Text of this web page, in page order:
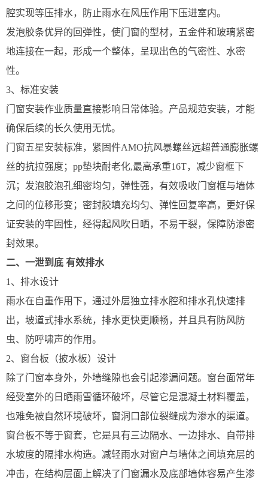
腔实现等压排水，防止雨水在风压作用下压进室内。
发泡胶条优异的回弹性，使门窗的型材，五金件和玻璃紧密
地连接在一起，形成一个整体，呈现出色的气密性、水密
性。
3、标准安装
门窗安装作业质量直接影响日常体验。产品规范安装，才能
确保后续的长久使用无忧。
门窗五星安装标准，紧固件AMO抗风暴螺丝远超普通膨胀螺
丝的抗拉强度；pp垫块耐老化,最高承重16T，减少窗框下
沉；发泡胶泡孔细密均匀，弹性强，有效吸收门窗框与墙体
之间的位移形变；密封胶填充均匀、弹性回复率高，更好保
证安装的牢固性，经得起风吹日晒，不易干裂，保障防渗密
封效果。
二、 一泄到底 有效排水
1、排水设计
雨水在自重作用下，通过外层独立排水腔和排水孔快速排
出，坡道式排水系统，排水更快更顺畅，并且具有防风防
虫、防呼啸声的作用。
2、窗台板（披水板）设计
除了门窗本身外，外墙缝隙也会引起渗漏问题。窗台面常年
经受室外的日晒雨雪循环破坏，尽管它是混凝土材料覆盖，
也难免被自然环境破坏，窗洞口部位裂缝成为渗水的渠道。
窗台板不等于窗套，它是具有三边隔水、一边排水、自带排
水坡度的隔排水构造。减轻雨水对窗户与墙体之间填充层的
冲击，在结构层面上解决了门窗漏水及底部墙体容易产生渗